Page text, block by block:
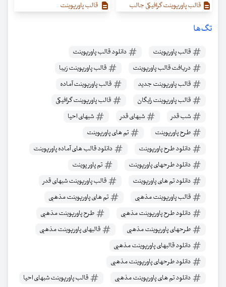
قالب پاورپوینت گرافیکی جالب قالب پاورپوینت
تگ‌ها
قالب پاورپوینت
دانلود قالب پاورپوینت
دریافت قالب پاورپوینت
قالب پاورپوینت زیبا
قالب پاورپوینت جدید
قالب پاورپوینت آماده
قالب پاورپوینت رایگان
قالب پاورپوینت گرافیکی
شب قدر
شبهای قدر
شبهای احیا
طرح پاورپوینت
تم های پاورپوینت
دانلود طرح پاورپوینت
دانلود قالب های آماده پاورپوینت
دانلود طرحهای پاورپوینت
تم پاور پوینت
دانلود تم های پاورپوینت
قالب پاورپوینت شبهای قدر
قالب پاورپوینت مذهبی
تم های پاورپوینت مذهبی
دانلود طرح پاورپوینت مذهبی
طرح پاورپوینت مذهبی
طرحهای پاورپوینت مذهبی
قالبهای پاورپوینت مذهبی
دانلود قالبهای پاورپوینت مذهبی
دانلود طرحهای پاورپوینت مذهبی
دانلود تم های پاورپوینت مذهبی
قالب پاورپوینت شبهای احیا